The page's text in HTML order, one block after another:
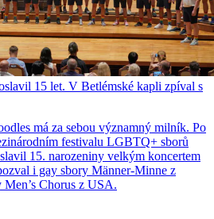
15 let. V Betlémské kapli zpíval s
má za sebou významný milník. Po
festivalu LGBTQ+ sborů
15. narozeniny velkým koncertem
i gay sbory Männer-Minne z
Chorus z USA.